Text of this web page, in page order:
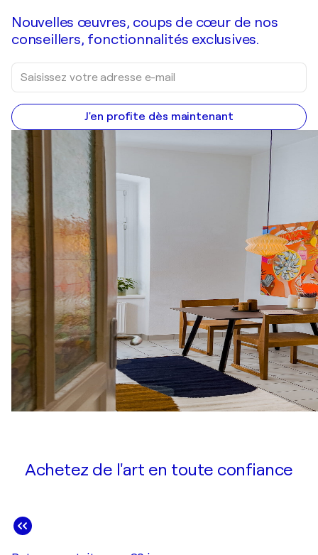
Nouvelles œuvres, coups de cœur de nos
conseillers, fonctionnalités exclusives.
J'en profite dès maintenant
Achetez de l'art en toute confiance